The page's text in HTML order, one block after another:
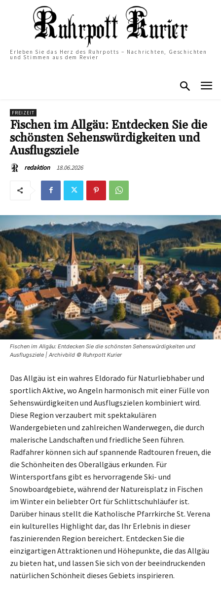
Erleben Sie das Herz des Ruhrpotts – Nachrichten, Geschichten
und Stimmen aus dem Revier
FREIZEIT
Fischen im Allgäu: Entdecken Sie die
schönsten Sehenswürdigkeiten und
Ausflugsziele
redaktion 18.06.2026
Fischen im Allgäu: Entdecken Sie die schönsten Sehenswürdigkeiten und
Ausflugsziele | Archivbild © Ruhrpott Kurier
Das Allgäu ist ein wahres Eldorado für Naturliebhaber und
sportlich Aktive, wo Angeln harmonisch mit einer Fülle von
Sehenswürdigkeiten und Ausflugszielen kombiniert wird.
Diese Region verzaubert mit spektakulären
Wandergebieten und zahlreichen Wanderwegen, die durch
malerische Landschaften und friedliche Seen führen.
Radfahrer können sich auf spannende Radtouren freuen, die
die Schönheiten des Oberallgäus erkunden. Für
Wintersportfans gibt es hervorragende Ski- und
Snowboardgebiete, während der Natureisplatz in Fischen
im Winter ein beliebter Ort für Schlittschuhläufer ist.
Darüber hinaus stellt die Katholische Pfarrkirche St. Verena
ein kulturelles Highlight dar, das Ihr Erlebnis in dieser
faszinierenden Region bereichert. Entdecken Sie die
einzigartigen Attraktionen und Höhepunkte, die das Allgäu
zu bieten hat, und lassen Sie sich von der beeindruckenden
natürlichen Schönheit dieses Gebiets inspirieren.